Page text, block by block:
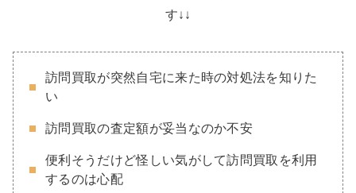
す↓↓
訪問買取が突然自宅に来た時の対処法を知りた
い
訪問買取の査定額が妥当なのか不安
便利そうだけど怪しい気がして訪問買取を利用
するのは心配